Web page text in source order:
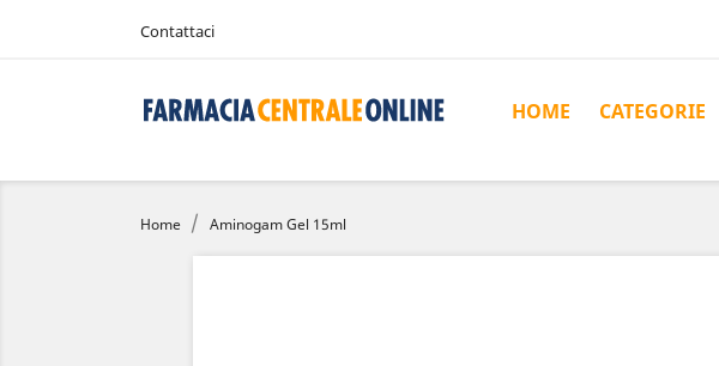
Contattaci
HOME CATEGORIE
Home Aminogam Gel 15ml